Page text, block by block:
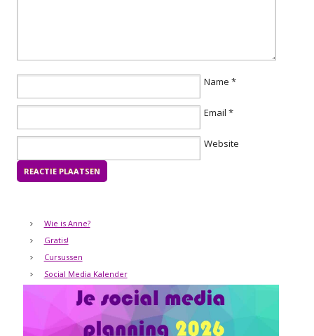
Name *
Email *
Website
Wie is Anne?
Gratis!
Cursussen
Social Media Kalender